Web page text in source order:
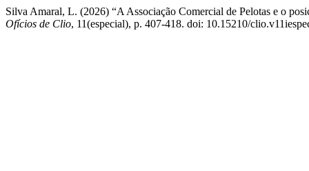
Silva Amaral, L. (2026) “A Associação Comercial de Pelotas e o
Ofícios de Clio, 11(especial), p. 407-418. doi: 10.15210/